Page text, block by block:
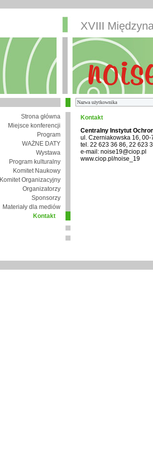
XVIII
Strona główna
Miejsce konferencji
Program
WAŻNE DATY
Wystawa
Program kulturalny
Komitet Naukowy
Komitet Organizacyjny
Organizatorzy
Sponsorzy
Materiały dla mediów
Kontakt
Kontakt
Centralny Instytut
ul. Czerniakowska 16, 00-
tel. 22 623 36 86, 22 623
e-mail: noise19@ciop.pl
www.ciop.pl/noise_19